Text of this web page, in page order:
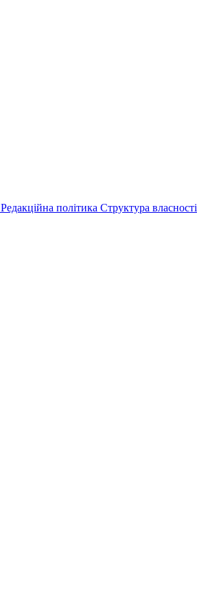
Редакційна політика Структура власності